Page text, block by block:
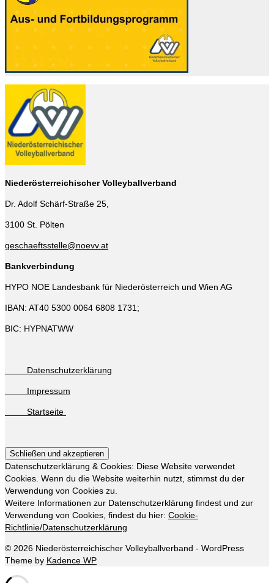
Niederösterreichischer Volleyballverband
Dr. Adolf Schärf-Straße 25,
3100 St. Pölten
geschaeftsstelle@noevv.at
Bankverbindung
HYPO NOE Landesbank für Niederösterreich und Wien AG
IBAN: AT40 5300 0064 6808 1731;
BIC: HYPNATWW
Datenschutzerklärung
Impressum
Startseite
Datenschutzerklärung & Cookies: Diese Website verwendet
Cookies. Wenn du die Website weiterhin nutzt, stimmst du der
Verwendung von Cookies zu.
Weitere Informationen zur Datenschutzerklärung findest und zur
Verwendung von Cookies, findest du hier: Cookie-
Richtlinie/Datenschutzerklärung
© 2026 Niederösterreichischer Volleyballverband - WordPress
Theme by Kadence WP